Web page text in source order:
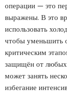
операции — это
выражены. В это
использовать
чтобы уменьшить
критическим
защищён от любых
может занять
избегание